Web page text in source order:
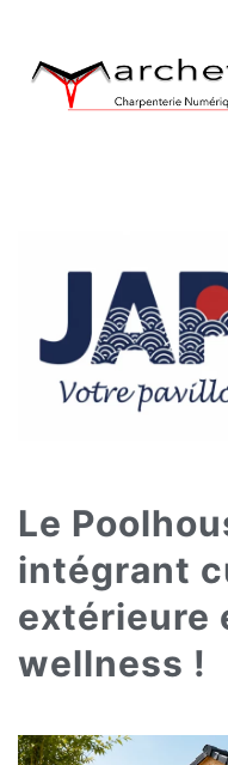
Le
intégrant
extérieure
wellness !